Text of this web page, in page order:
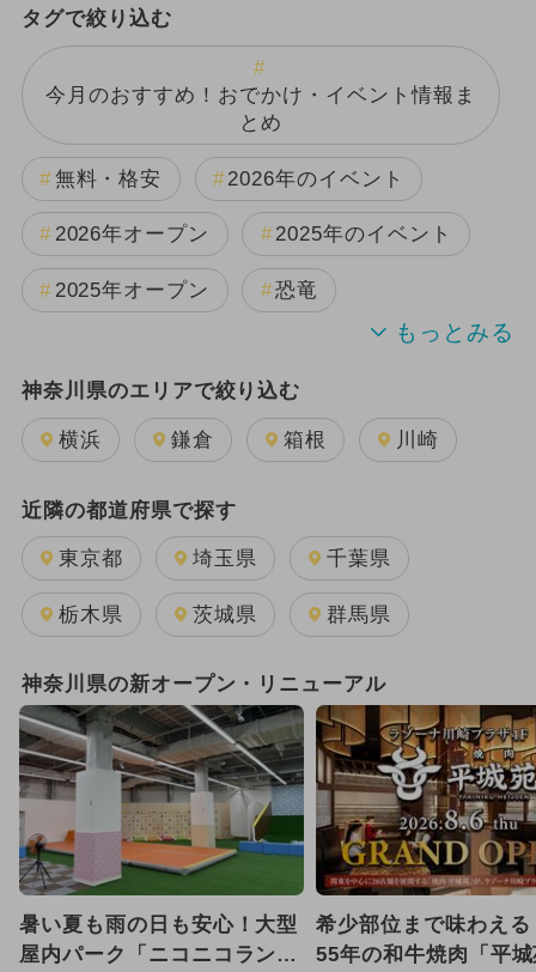
タグで絞り込む
今月のおすすめ！おでかけ・イベント情報ま
とめ
無料・格安 2026年のイベント
2026年オープン 2025年のイベント
2025年オープン 恐竜
2024年のイベント
週末イベント関東パック 夏休み
GW(ゴールデンウィーク)
2025年11月のイベント
2025年12月のイベント
2026年1月のイベント
2026年8月のイベント
2026年2月のイベント
2025年10月のイベント クリスマス
神奈川県のエリアで絞り込む
横浜 鎌倉 箱根 川崎
近隣の都道府県で探す
東京都 埼玉県 千葉県
栃木県 茨城県 群馬県
神奈川県の新オープン・リニューアル
暑い夏も雨の日も安心！大型
屋内パーク「ニコニコラン
希少部位まで味わえる
55年の和牛焼肉「平